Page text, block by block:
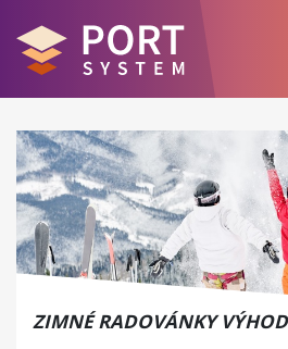
ZIMNÉ RADOVÁNKY